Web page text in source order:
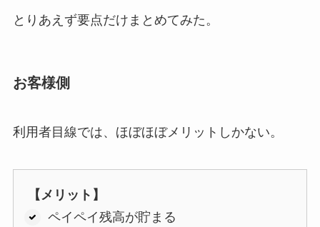
とりあえず要点だけまとめてみた。
お客様側
利用者目線では、ほぼほぼメリットしかない。
【メリット】
ペイペイ残高が貯まる